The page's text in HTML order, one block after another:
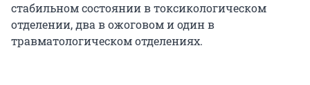
стабильном состоянии в токсикологическом
отделении, два в ожоговом и один в
травматологическом отделениях.